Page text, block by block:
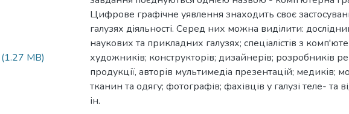
(1.27 MB)
Цифрове графічне уявлення знаходить своє
галузях діяльності. Серед них можна виділити:
наукових та прикладних галузях; спеціалістів з
художників; конструкторів; дизайнерів; розробників
продукції, авторів мультимедіа презентацій; медиків;
тканин та одягу; фотографів; фахівців у галузі теле- та
ін.